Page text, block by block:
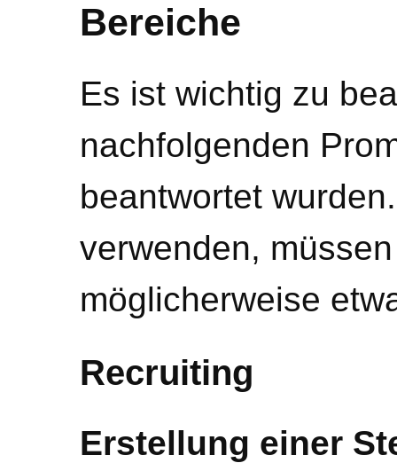
Bereiche
Es ist wichtig zu
nachfolgenden
beantwortet
verwenden,
möglicherweise
Recruiting
Erstellung einer